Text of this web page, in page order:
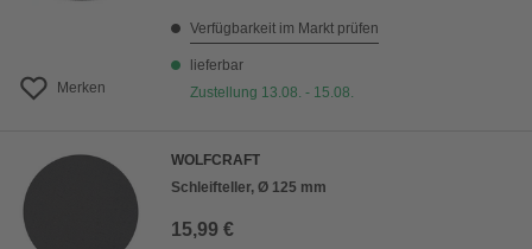
Merken
Verfügbarkeit im Markt prüfen
lieferbar
Zustellung 13.08. - 15.08.
WOLFCRAFT
Schleifteller, Ø 125 mm
15,99 €